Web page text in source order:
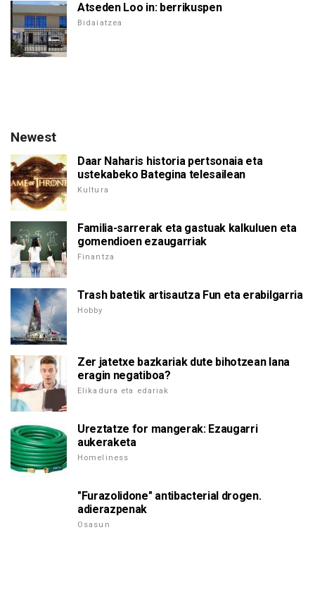
Atseden Loo in: berrikuspen
Bidaiatzea
Newest
Daar Naharis historia pertsonaia eta
ustekabeko Bategina telesailean
Kultura
Familia-sarrerak eta gastuak kalkuluen eta
gomendioen ezaugarriak
Finantza
Trash batetik artisautza Fun eta erabilgarria
Hobby
Zer jatetxe bazkariak dute bihotzean lana
eragin negatiboa?
Elikadura eta edariak
Ureztatze for mangerak: Ezaugarri
aukeraketa
Homeliness
"Furazolidone" antibacterial drogen.
adierazpenak
Osasun